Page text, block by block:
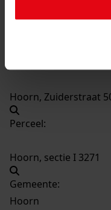
Hoorn, Zuiderstraat
Perceel:
Hoorn, sectie I 3271
Gemeente:
Hoorn